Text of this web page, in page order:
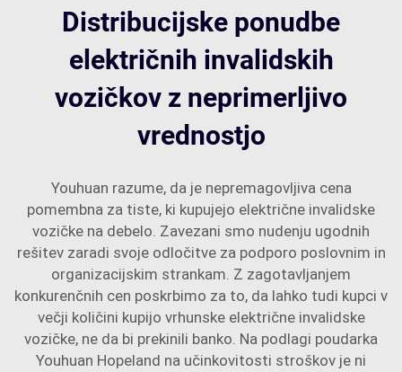
Distribucijske ponudbe
električnih invalidskih
vozičkov z neprimerljivo
vrednostjo
Youhuan razume, da je nepremagovljiva cena
pomembna za tiste, ki kupujejo električne invalidske
vozičke na debelo. Zavezani smo nudenju ugodnih
rešitev zaradi svoje odločitve za podporo poslovnim in
organizacijskim strankam. Z zagotavljanjem
konkurenčnih cen poskrbimo za to, da lahko tudi kupci v
večji količini kupijo vrhunske električne invalidske
vozičke, ne da bi prekinili banko. Na podlagi poudarka
Youhuan Hopeland na učinkovitosti stroškov je ni